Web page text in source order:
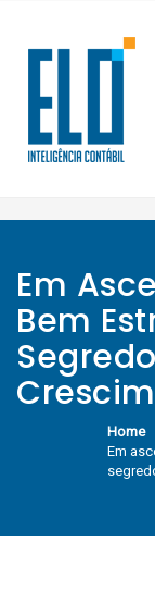
content
Em
Bem
Home
Em